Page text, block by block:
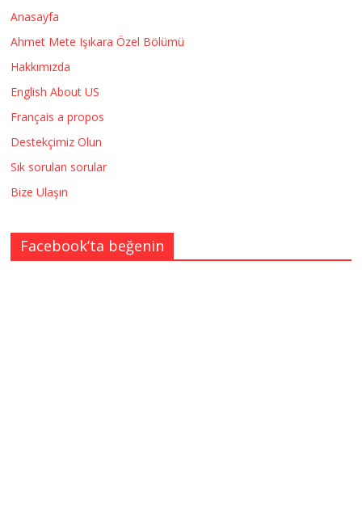
Anasayfa
Ahmet Mete Işıkara Özel Bölümü
Hakkımızda
English About US
Français a propos
Destekçimiz Olun
Sık sorulan sorular
Bize Ulaşın
Facebook’ta beğenin